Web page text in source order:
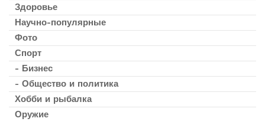
Здоровье
Научно-популярные
Фото
Спорт
- Бизнес
- Общество и политика
Хобби и рыбалка
Оружие